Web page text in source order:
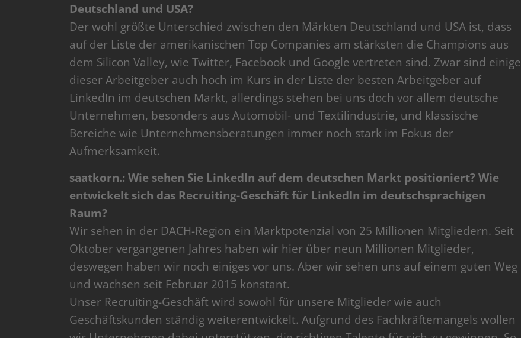
Deutschland und USA?
Der wohl größte Unterschied zwischen den Märkten Deutschland und USA ist, dass
auf der Liste der amerikanischen Top Companies am stärksten die Champions aus
dem Silicon Valley, wie Twitter, Facebook und Google vertreten sind. Zwar sind einige
dieser Arbeitgeber auch hoch im Kurs in der Liste der besten Arbeitgeber auf
LinkedIn im deutschen Markt, allerdings stehen bei uns doch vor allem deutsche
Unternehmen, besonders aus Automobil- und Textilindustrie, und klassische
Bereiche wie Unternehmensberatungen immer noch stark im Fokus der
Aufmerksamkeit.
saatkorn.: Wie sehen Sie LinkedIn auf dem deutschen Markt positioniert? Wie
entwickelt sich das Recruiting-Geschäft für LinkedIn im deutschsprachigen
Raum?
Wir sehen in der DACH-Region ein Marktpotenzial von 25 Millionen Mitgliedern. Seit
Oktober vergangenen Jahres haben wir hier über neun Millionen Mitglieder,
deswegen haben wir noch einiges vor uns. Aber wir sehen uns auf einem guten Weg
und wachsen seit Februar 2015 konstant.
Unser Recruiting-Geschäft wird sowohl für unsere Mitglieder wie auch
Geschäftskunden ständig weiterentwickelt. Aufgrund des Fachkräftemangels wollen